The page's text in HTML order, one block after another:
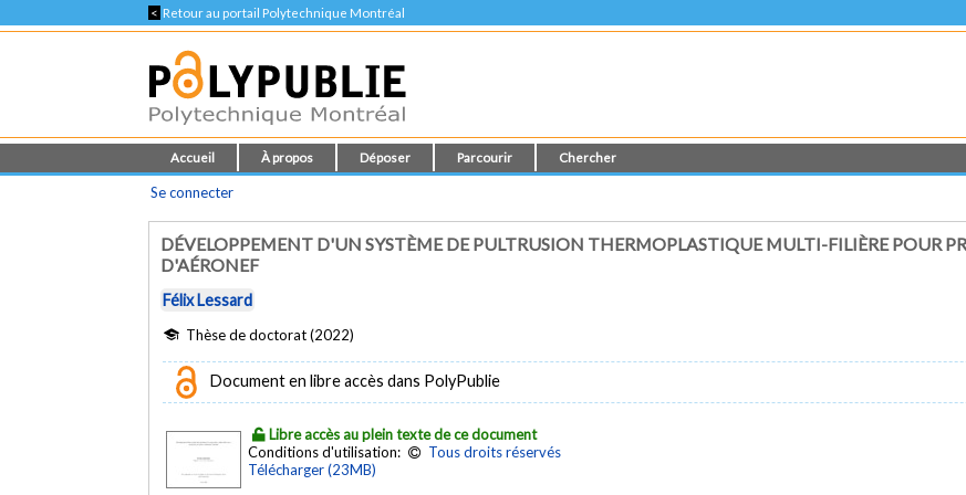
< Retour au portail Polytechnique Montréal
Accueil À propos Déposer Parcourir Chercher
Se connecter
DÉVELOPPEMENT D'UN SYSTÈME DE PULTRUSION THERMOPLASTIQUE MULTI-FILIÈRE POUR
D'AÉRONEF
Félix Lessard
Thèse de doctorat (2022)
Document en libre accès dans PolyPublie
Libre accès au plein texte de ce document
Conditions d'utilisation:
Tous droits réservés
Télécharger (23MB)